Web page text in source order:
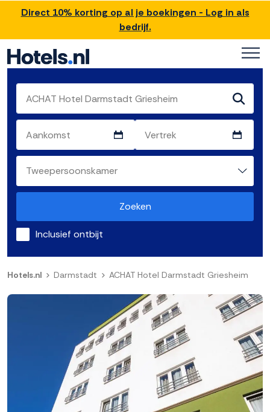
Direct 10% korting op al je boekingen - Log in als
bedrijf.
Zoeken
Inclusief ontbijt
Hotels.nl Darmstadt ACHAT Hotel Darmstadt Griesheim